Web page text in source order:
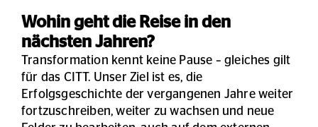
Wohin geht die Reise in den
nächsten Jahren?
Transformation kennt keine Pause – gleiches gilt
für das CITT. Unser Ziel ist es, die
Erfolgsgeschichte der vergangenen Jahre weiter
fortzuschreiben, weiter zu wachsen und neue